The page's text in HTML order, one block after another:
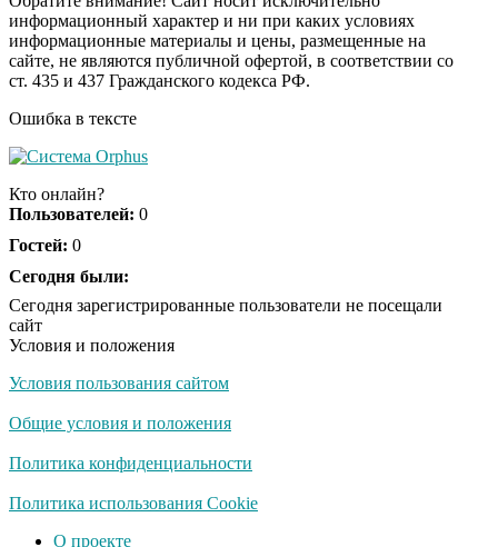
i
Ржу не переставая, это
видео пересмотришь
не раз
Ролик длится пару
Ролик из Омска: вы
Королева вагона
оставит равнодушным
информационный характер и ни при каких условиях
информационные материалы и цены, размещенные на
сайте, не являются публичной офертой, в соответствии со
ст. 435 и 437 Гражданского кодекса РФ.
Ошибка в тексте
Кто онлайн?
Пользователей: 0
Гостей: 0
Сегодня были:
Сегодня зарегистрированные пользователи не посещали
сайт
Условия и положения
Условия пользования сайтом
Общие условия и положения
Политика конфиденциальности
Политика использования Cookie
О проекте